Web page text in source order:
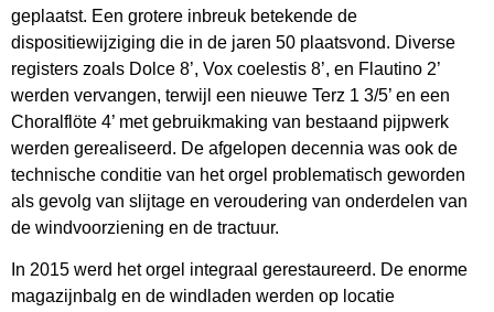
geplaatst. Een grotere inbreuk betekende de
dispositiewijziging die in de jaren 50 plaatsvond. Diverse
registers zoals Dolce 8’, Vox coelestis 8’, en Flautino 2’
werden vervangen, terwijl een nieuwe Terz 1 3/5’ en een
Choralflöte 4’ met gebruikmaking van bestaand pijpwerk
werden gerealiseerd. De afgelopen decennia was ook de
technische conditie van het orgel problematisch geworden
als gevolg van slijtage en veroudering van onderdelen van
de windvoorziening en de tractuur.
In 2015 werd het orgel integraal gerestaureerd. De enorme
magazijnbalg en de windladen werden op locatie